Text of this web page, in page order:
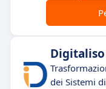
Digitaliso
dei Sistemi